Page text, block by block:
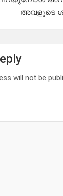
അവളുടെ
will not be